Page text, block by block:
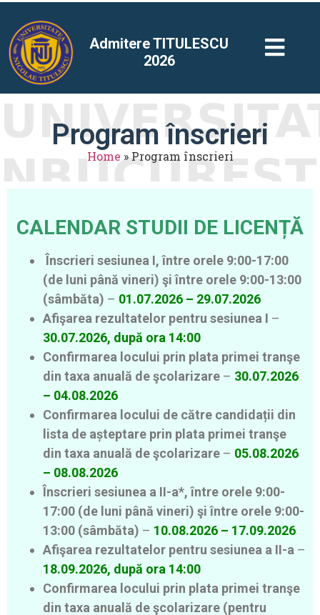
Admitere TITULESCU
2026
Program înscrieri
Home » Program înscrieri
CALENDAR STUDII DE LICENȚĂ
Înscrieri sesiunea I, între orele 9:00-17:00
(de luni până vineri) şi între orele 9:00-13:00
(sâmbăta) – 01.07.2026 – 29.07.2026
Afişarea rezultatelor pentru sesiunea I –
30.07.2026, după ora 14:00
Confirmarea locului prin plata primei tranşe
din taxa anuală de şcolarizare – 30.07.2026
– 04.08.2026
Confirmarea locului de către candidații din
lista de așteptare prin plata primei tranşe
din taxa anuală de şcolarizare – 05.08.2026
– 08.08.2026
Înscrieri sesiunea a II-a*, între orele 9:00-
17:00 (de luni până vineri) şi între orele 9:00-
13:00 (sâmbăta) – 10.08.2026 – 17.09.2026
Afişarea rezultatelor pentru sesiunea a II-a –
18.09.2026, după ora 14:00
Confirmarea locului prin plata primei tranşe
din taxa anuală de şcolarizare (pentru